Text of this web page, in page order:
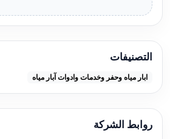
التصنيفات
ابار مياه وحفر وخدمات وادوات آبار مياه
روابط الشركة